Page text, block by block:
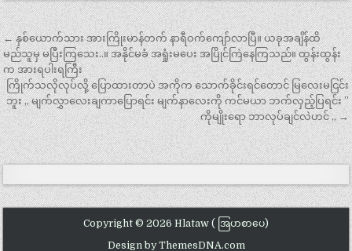
Post
navigation
← နှစ်ယောက်သား အားကြိုးမာန်တက် နာရီဝက်ကျော်လာပြီ။ ယခုအချိန်ထိ
မည်သူမှ မပြီးကြသေး..။ အနိုင်မခံ အရှုံးမပေး အပြိုင်ကြဲနေကြသည်။ ထွန်းထွန်း
က အားရပါးရကြီး
ကြိုက်သလိုလုပ်လို့ ပြောထားတာပဲ အကိုက သောက်ခိုင်းရင်တောင် မြလေးမငြင်း
ဘူး „ မျက်လွှာလေးချကာပြောရင်း မျက်နာလေးကို ကင်မယာ ဘက်လှည့်ပြရင်း ”
ကိုမျိုးရော ဘာလုပ်ချင်လဲဟင် „ →
Copyright © 2026 Hlataw ( အြပာစာပေ)
Design by ThemesDNA.com